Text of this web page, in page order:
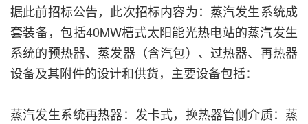
据此前招标公告，此次招标内容为：蒸汽发生系统成
套装备，包括40MW槽式太阳能光热电站的蒸汽发生
系统的预热器、蒸发器（含汽包）、过热器、再热器
设备及其附件的设计和供货，主要设备包括：
蒸汽发生系统再热器：发卡式，换热器管侧介质：蒸